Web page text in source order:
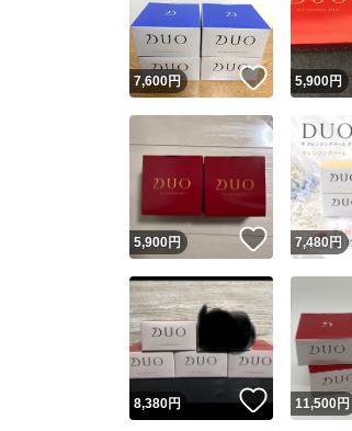
7,600円 いいね！
5,900円
5,900円 いいね！
7,480円
8,380円 いいね！
11,500円